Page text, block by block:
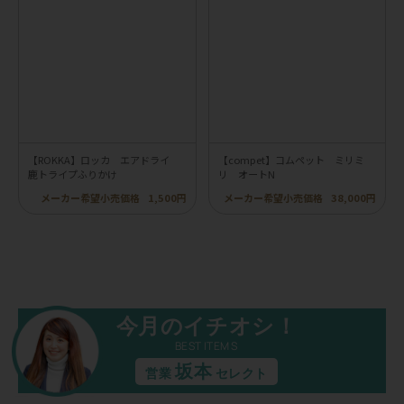
【ROKKA】ロッカ エアドライ
鹿トライプふりかけ
メーカー希望小売価格
1,500円
【compet】コムペット ミリミ
リ オートN
メーカー希望小売価格
38,000円
今月のイチオシ！
BEST ITEMS
営業 坂本 セレクト